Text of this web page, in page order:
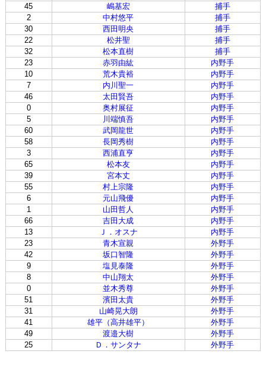
45
嶋基宏
捕手
2
中村悠平
捕手
30
西田明央
捕手
22
松井聖
捕手
32
松本直樹
捕手
23
赤羽由紘
内野手
10
荒木貴裕
内野手
7
内川聖一
内野手
46
太田賢吾
内野手
0
奥村展征
内野手
5
川端慎吾
内野手
60
武岡龍世
内野手
58
長岡秀樹
内野手
3
西浦直亨
内野手
65
松本友
内野手
39
宮本丈
内野手
55
村上宗隆
内野手
6
元山飛優
内野手
1
山田哲人
内野手
66
吉田大成
内野手
13
Ｊ．オスナ
内野手
23
青木宣親
外野手
42
坂口智隆
外野手
9
塩見泰隆
外野手
8
中山翔太
外野手
0
並木秀尊
外野手
51
濱田太貴
外野手
31
山崎晃大朗
外野手
41
雄平（高井雄平）
外野手
49
渡邉大樹
外野手
25
Ｄ．サンタナ 外野手